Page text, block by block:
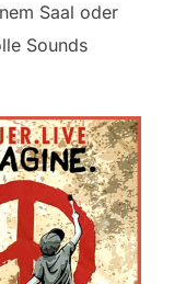
Saal oder
Sounds